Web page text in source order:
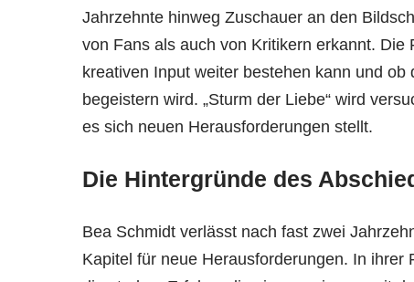
Jahrzehnte hinweg Zuschauer an den
von Fans als auch von Kritikern erkannt.
kreativen Input weiter bestehen kann und
begeistern wird. „Sturm der Liebe“ wird
es sich neuen Herausforderungen stellt.
Die Hintergründe des
Bea Schmidt verlässt nach fast zwei
Kapitel für neue Herausforderungen. In